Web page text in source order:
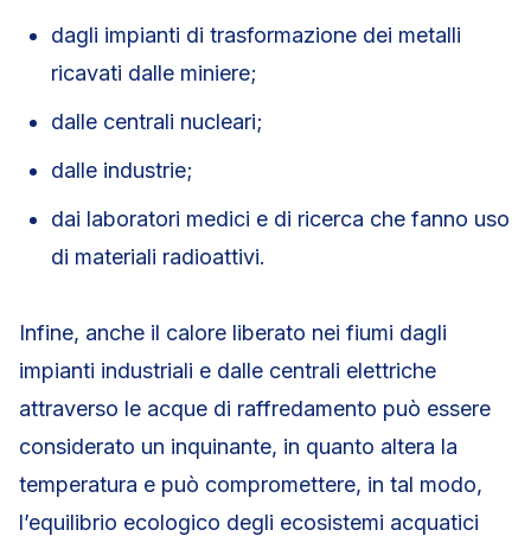
dagli impianti di trasformazione dei metalli
ricavati dalle miniere;
dalle centrali nucleari;
dalle industrie;
dai laboratori medici e di ricerca che fanno uso
di materiali radioattivi.
Infine, anche il calore liberato nei fiumi dagli
impianti industriali e dalle centrali elettriche
attraverso le acque di raffredamento può essere
considerato un inquinante, in quanto altera la
temperatura e può compromettere, in tal modo,
l’equilibrio ecologico degli ecosistemi acquatici